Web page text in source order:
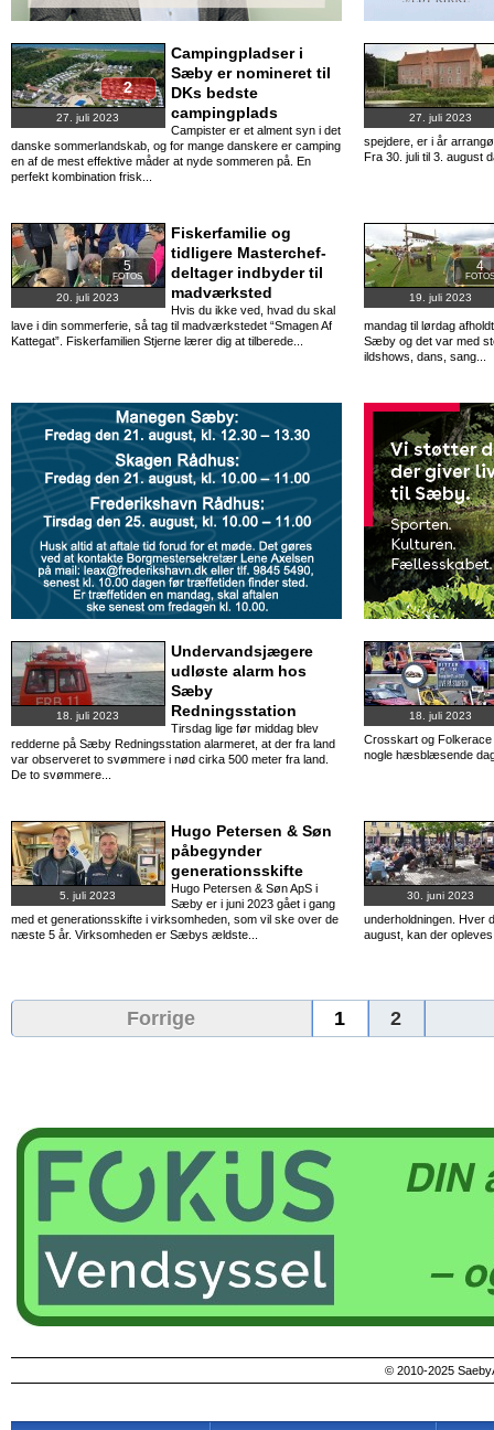
27. juli 2023
2
Campingpladser i
Sæby er nomineret til
DKs bedste
campingplads
Campister er et alment syn i det
danske sommerlandskab, og for mange danskere er camping
en af de mest effektive måder at nyde sommeren på. En
perfekt kombination frisk...
27. juli 2023
spejdere, er i år
Fra 30. juli til 3. august
20. juli 2023
5
FOTOS
Fiskerfamilie og
tidligere Masterchef-
deltager indbyder til
madværksted
Hvis du ikke ved, hvad du skal
lave i din sommerferie, så tag til madværkstedet “Smagen Af
Kattegat”. Fiskerfamilien Stjerne lærer dig at tilberede...
19. juli 2023
4
mandag til lørdag
Sæby og det var med
ildshows, dans, sang...
18. juli 2023
Undervandsjægere
udløste alarm hos
Sæby
Redningsstation
Tirsdag lige før middag blev
redderne på Sæby Redningsstation alarmeret, at der fra land
var observeret to svømmere i nød cirka 500 meter fra land.
De to svømmere...
18. juli 2023
Crosskart og
nogle hæsblæsende
5. juli 2023
Hugo Petersen & Søn
påbegynder
generationsskifte
Hugo Petersen & Søn ApS i
Sæby er i juni 2023 gået i gang
med et generationsskifte i virksomheden, som vil ske over de
næste 5 år. Virksomheden er Sæbys ældste...
30. juni 2023
underholdningen. Hver
august, kan der
Forrige 1 2
© 2010-2025